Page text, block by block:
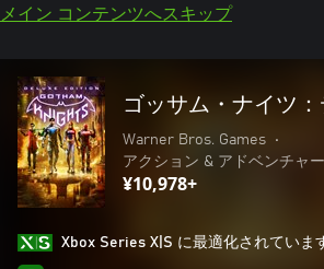
メイン コンテンツへスキップ
ゴッサム・ナイツ
Warner Bros. Games
•
アクション & アドベンチャー
¥10,978+
Xbox Series X|S に最適化されていま